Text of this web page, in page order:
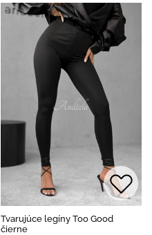
Tvarujúce legíny Too Good
čierne